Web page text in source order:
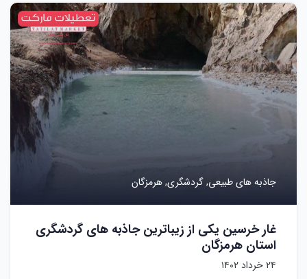
جاذبه های طبیعی,گردشگری,هرمزگان
غار خرسین یکی از زیباترین جاذبه های گردشگری
استان هرمزگان
۲۴ خرداد ۱۴۰۲